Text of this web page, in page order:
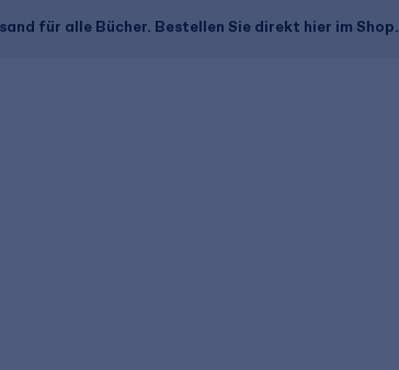
für alle Bücher. Bestellen Sie direkt hier im Shop.